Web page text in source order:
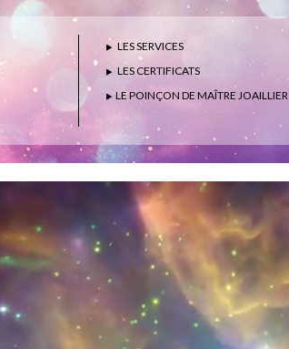
LES SERVICES
LES CERTIFICATS
LE POINÇON DE MAÎTRE JOAILLIER